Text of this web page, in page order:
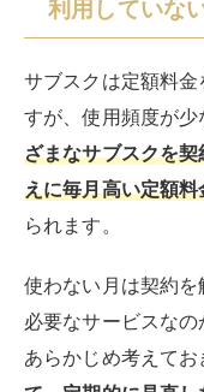
とになってしまい
カレンダーに書い
ないように工夫しま
ためにも、解約方
解約すると何
購入型のサービス
手元には何も残りま
解約した瞬間に手